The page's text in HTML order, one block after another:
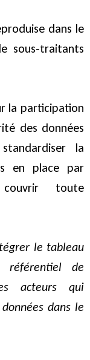
dans le
sous-traitants
la participation
des données
la
en place par
toute
le tableau
référentiel de
acteurs qui
dans le